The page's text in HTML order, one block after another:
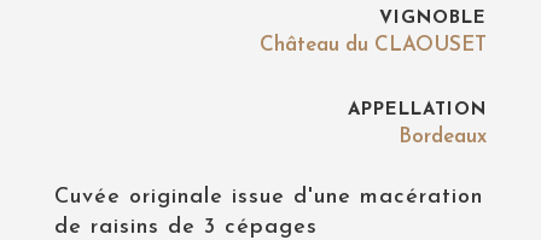
VIGNOBLE
Château du CLAOUSET
APPELLATION
Bordeaux
Cuvée originale issue d'une macération
de raisins de 3 cépages